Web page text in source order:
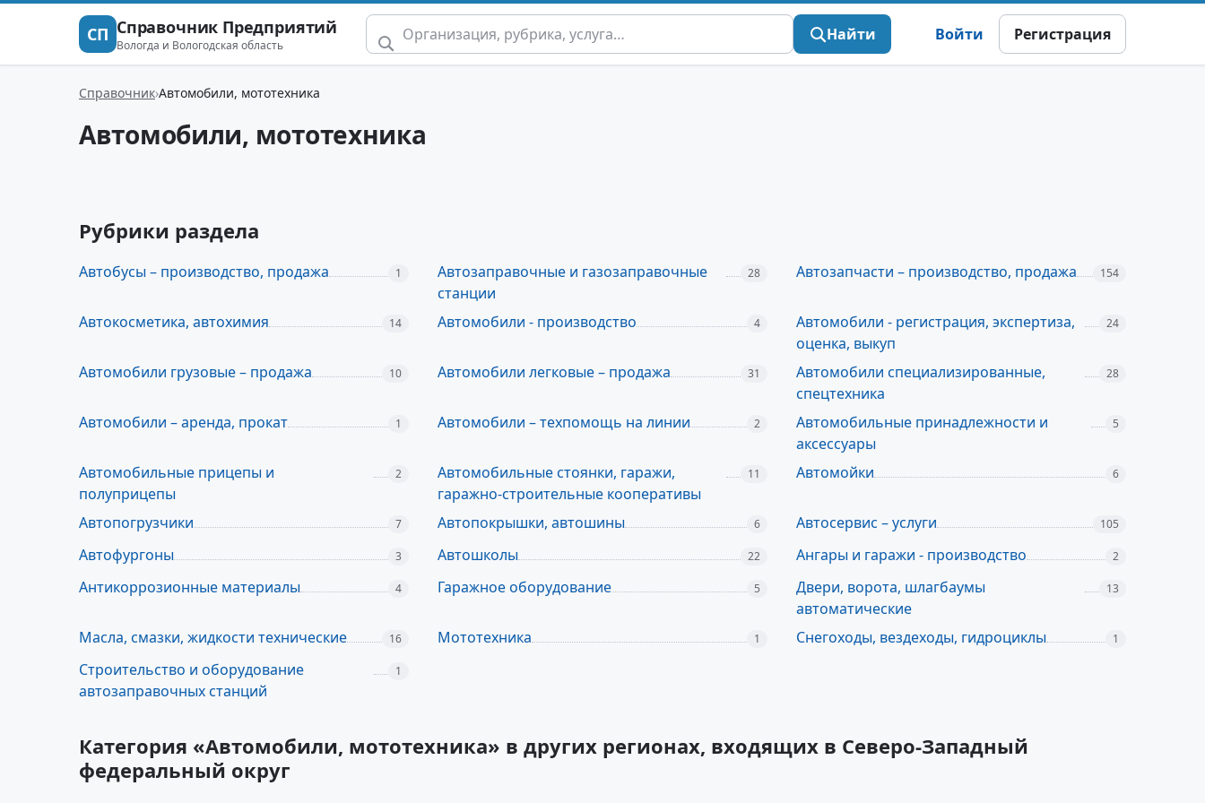
СП Справочник Предприятий
Вологда и Вологодская область
Найти Войти Регистрация
Справочник Автомобили, мототехника
Автомобили, мототехника
Рубрики раздела
Автобусы – производство, продажа 1
Автозаправочные и газозаправочные
станции
28 Автозапчасти – производство, продажа 154
Автокосметика, автохимия 14 Автомобили - производство 4
Автомобили - регистрация, экспертиза,
оценка, выкуп
24
Автомобили грузовые – продажа 10 Автомобили легковые – продажа 31
Автомобили специализированные,
спецтехника
28
Автомобили – аренда, прокат 1 Автомобили – техпомощь на линии 2
Автомобильные принадлежности и
аксессуары
5
Автомобильные прицепы и
полуприцепы
2
Автомобильные стоянки, гаражи,
гаражно-строительные кооперативы
11 Автомойки 6
Автопогрузчики 7 Автопокрышки, автошины 6 Автосервис – услуги 105
Автофургоны 3 Автошколы 22 Ангары и гаражи - производство 2
Антикоррозионные материалы 4 Гаражное оборудование 5
Двери, ворота, шлагбаумы
автоматические
13
Масла, смазки, жидкости технические 16 Мототехника 1 Снегоходы, вездеходы, гидроциклы 1
Строительство и оборудование
автозаправочных станций
1
Категория «Автомобили, мототехника» в других регионах, входящих в Северо-Западный
федеральный округ